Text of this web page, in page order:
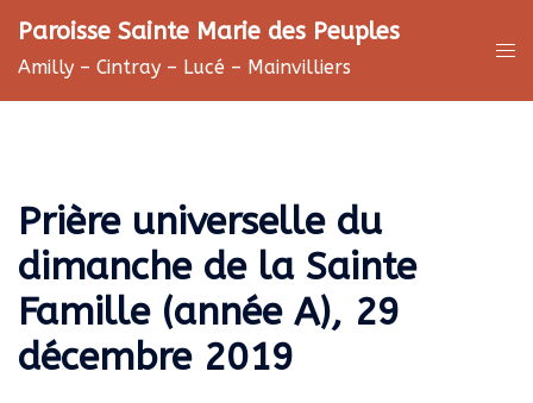
au
contenu
Paroisse Sainte Marie des Peuples
Amilly – Cintray – Lucé – Mainvilliers
Prière universelle du
dimanche de la Sainte
Famille (année A), 29
décembre 2019